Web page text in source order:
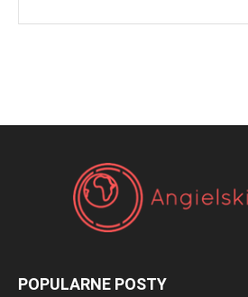
POPULARNE POSTY